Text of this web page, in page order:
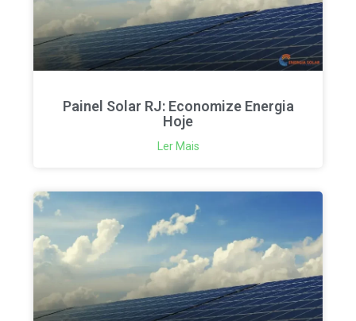
Painel Solar RJ: Economize Energia
Hoje
Ler Mais